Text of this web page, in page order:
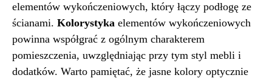
elementów wykończeniowych, który łączy podłogę ze
ścianami. Kolorystyka elementów wykończeniowych
powinna współgrać z ogólnym charakterem
pomieszczenia, uwzględniając przy tym styl mebli i
dodatków. Warto pamiętać, że jasne kolory optycznie